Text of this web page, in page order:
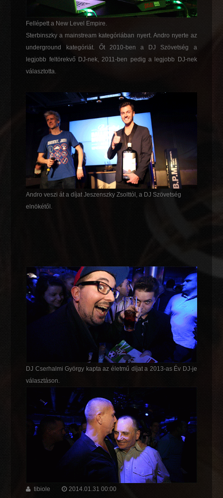
Fellépett a New Level Empire.
Sterbinszky a mainstream kategóriában nyert. Andro nyerte az
underground kategóriát. Őt 2010-ben a DJ Szövetség a
legjobb feltörekvő DJ-nek, 2011-ben pedig a legjobb DJ-nek
választotta.
Andro veszi át a díjat Jeszenszky Zsolttól, a DJ Szövetség
elnökétől.
DJ Cserhalmi György kapta az életmű díjat a 2013-as Év DJ-je
választáson.
tibiole 2014.01.31 00:00